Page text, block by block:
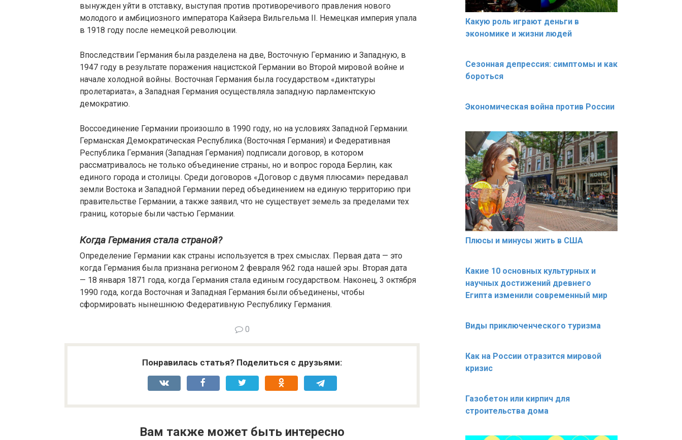
вынужден уйти в отставку, выступая против противоречивого правления нового
молодого и амбициозного императора Кайзера Вильгельма II. Немецкая империя упала
в 1918 году после немецкой революции.
Впоследствии Германия была разделена на две, Восточную Германию и Западную, в
1947 году в результате поражения нацистской Германии во Второй мировой войне и
начале холодной войны. Восточная Германия была государством «диктатуры
пролетариата», а Западная Германия осуществляла западную парламентскую
демократию.
Воссоединение Германии произошло в 1990 году, но на условиях Западной Германии.
Германская Демократическая Республика (Восточная Германия) и Федеративная
Республика Германия (Западная Германия) подписали договор, в котором
рассматривалось не только объединение страны, но и вопрос города Берлин, как
единого города и столицы. Среди договоров «Договор с двумя плюсами» передавал
земли Востока и Западной Германии перед объединением на единую территорию при
правительстве Германии, а также заявил, что не существует земель за пределами тех
границ, которые были частью Германии.
Когда Германия стала страной?
Определение Германии как страны используется в трех смыслах. Первая дата — это
когда Германия была признана регионом 2 февраля 962 года нашей эры. Вторая дата
— 18 января 1871 года, когда Германия стала единым государством. Наконец, 3 октября
1990 года, когда Восточная и Западная Германия были объединены, чтобы
сформировать нынешнюю Федеративную Республику Германия.
0
Понравилась статья? Поделиться с друзьями:
Вам также может быть интересно
Какую роль играют деньги в
экономике и жизни людей
Сезонная депрессия: симптомы и как
бороться
Экономическая война против России
Плюсы и минусы жить в США
Какие 10 основных культурных и
научных достижений древнего
Египта изменили современный мир
Виды приключенческого туризма
Как на России отразится мировой
кризис
Газобетон или кирпич для
строительства дома